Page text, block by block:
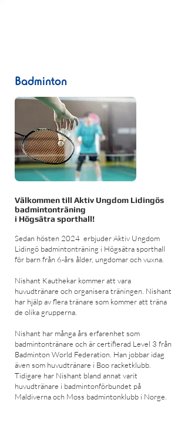
Badminton
Välkommen till Aktiv Ungdom Lidingös
badmintonträning
i Högsätra sporthall!
Sedan hösten 2024 erbjuder Aktiv Ungdom
Lidingö badmintonträning i Högsätra sporthall
för barn från 6-års ålder, ungdomar och vuxna.
Nishant Kauthekar kommer att vara
huvudtränare och organisera träningen. Nishant
har hjälp av flera tränare som kommer att träna
de olika grupperna.
Nishant har många års erfarenhet som
badmintontränare och är certifierad Level 3 från
Badminton World Federation. Han jobbar idag
även som huvudtränare i Boo racketklubb.
Tidigare har Nishant bland annat varit
huvudtränare i badmintonförbundet på
Maldiverna och Moss badmintonklubb i Norge.